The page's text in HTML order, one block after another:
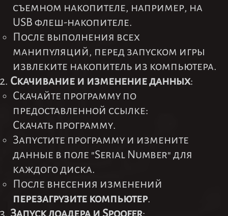
съемном накопителе, например, на
USB флеш-накопителе.
После выполнения всех
манипуляций, перед запуском игры
извлеките накопитель из компьютера.
Скачивание и изменение данных:
Скачайте программу по
предоставленной ссылке:
Скачать программу.
Запустите программу и измените
данные в поле "Serial Number" для
каждого диска.
После внесения изменений
перезагрузите компьютер.
Запуск лоадера и Spoofer: